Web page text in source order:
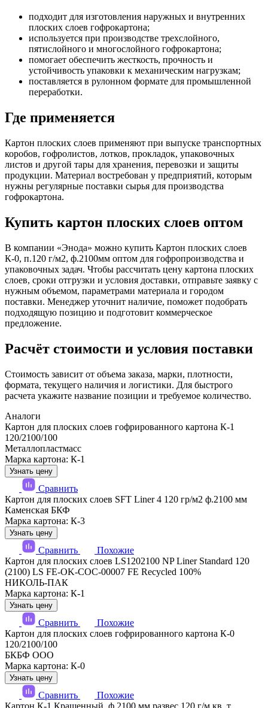
подходит для изготовления наружных и внутренних
плоских слоев гофрокартона;
используется при производстве трехслойного,
пятислойного и многослойного гофрокартона;
помогает обеспечить жесткость, прочность и
устойчивость упаковки к механическим нагрузкам;
поставляется в рулонном формате для промышленной
переработки.
Где применяется
Картон плоских слоев применяют при выпуске транспортных
коробов, гофролистов, лотков, прокладок, упаковочных
листов и другой тары для хранения, перевозки и защиты
продукции. Материал востребован у предприятий, которым
нужны регулярные поставки сырья для производства
гофрокартона.
Купить картон плоских слоев оптом
В компании «Энода» можно купить Картон плоских слоев
К-0, п.120 г/м2, ф.2100мм оптом для гофропроизводства и
упаковочных задач. Чтобы рассчитать цену картона плоских
слоев, сроки отгрузки и условия доставки, отправьте заявку с
нужным объемом, параметрами материала и городом
поставки. Менеджер уточнит наличие, поможет подобрать
подходящую позицию и подготовит коммерческое
предложение.
Расчёт стоимости и условия поставки
Стоимость зависит от объема заказа, марки, плотности,
формата, текущего наличия и логистики. Для быстрого
расчета укажите название позиции и требуемое количество.
Аналоги
Картон для плоских слоев гофрированного картона К-1
120/2100/100
Металлопластмасс
Марка картона: К-1
Узнать цену
Сравнить
Картон для плоских слоев SFT Liner 4 120 гр/м2 ф.2100 мм
Каменская БКФ
Марка картона: К-3
Узнать цену
Сравнить
Похожие
Картон для плоских слоев LS1202100 NP Liner Standard 120
(2100) LS FE-OK-COC-00007 FE Recycled 100%
НИКОЛЬ-ПАК
Марка картона: К-1
Узнать цену
Сравнить
Похожие
Картон для плоских слоев гофрированного картона К-0
120/2100/100
БКБФ ООО
Марка картона: К-0
Узнать цену
Сравнить
Похожие
Картон К-1 Крашенный, ф 2100 мм развес 120 г/м кв, т